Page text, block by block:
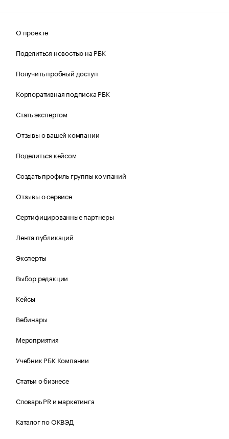
О проекте
Поделиться новостью на РБК
Получить пробный доступ
Корпоративная подписка РБК
Стать экспертом
Отзывы о вашей компании
Поделиться кейсом
Создать профиль группы компаний
Отзывы о сервисе
Сертифицированные партнеры
Лента публикаций
Эксперты
Выбор редакции
Кейсы
Вебинары
Мероприятия
Учебник РБК Компании
Статьи о бизнесе
Словарь PR и маркетинга
Каталог по ОКВЭД